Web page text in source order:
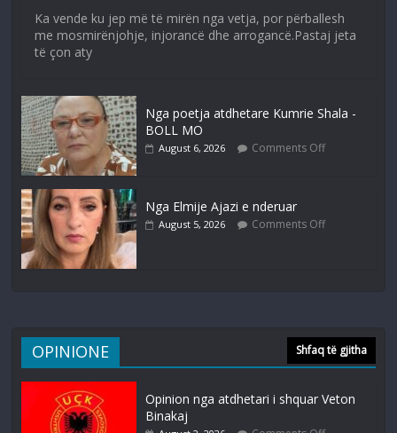
Ka vende ku jep më të mirën nga vetja, por përballesh
me mosmirënjohje, injorancë dhe arrogancë.Pastaj jeta
të çon aty
Nga poetja atdhetare Kumrie Shala -
BOLL MO
August 6, 2026 Comments Off
Nga Elmije Ajazi e nderuar
August 5, 2026 Comments Off
OPINIONE Shfaq të gjitha
Opinion nga atdhetari i shquar Veton
Binakaj